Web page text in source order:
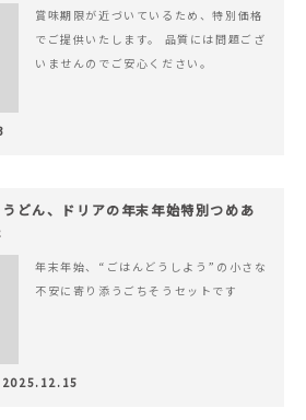
賞味期限が近づいているため、特別価格
でご提供いたします。 品質には問題ござ
いませんのでご安心ください。
うどん、ドリアの年末年始特別つめあ
年末年始、“ごはんどうしよう”の小さな
不安に寄り添うごちそうセットです
2025.12.15